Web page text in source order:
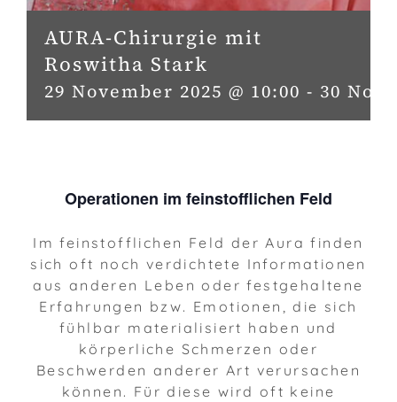
AURA-Chirurgie mit
Roswitha Stark
29 November 2025 @ 10:00 - 30
Operationen im feinstofflichen Feld
Im feinstofflichen Feld der Aura finden
sich oft noch verdichtete Informationen
aus anderen Leben oder festgehaltene
Erfahrungen bzw. Emotionen, die sich
fühlbar materialisiert haben und
körperliche Schmerzen oder
Beschwerden anderer Art verursachen
können. Für diese wird oft keine